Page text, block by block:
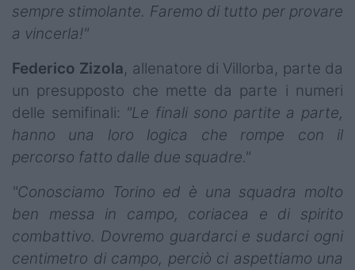
sempre stimolante. Faremo di tutto per provare
a vincerla!"
Federico Zizola, allenatore di Villorba, parte da
un presupposto che mette da parte i numeri
delle semifinali: "Le finali sono partite a parte,
hanno una loro logica che rompe con il
percorso fatto dalle due squadre."
"Conosciamo Torino ed è una squadra molto
ben messa in campo, coriacea e di spirito
combattivo. Dovremo guardarci e sudarci ogni
centimetro di campo, perciò ci aspettiamo una